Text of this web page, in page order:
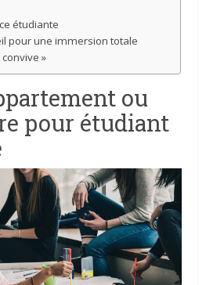
étudiante
pour une immersion totale
»
ou
pour étudiant